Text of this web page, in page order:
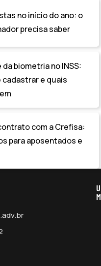
no início do ano: o
precisa saber
biometria no INSS:
e quais
com a Crefisa:
para aposentados e